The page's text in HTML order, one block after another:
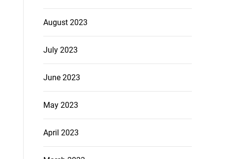
August 2023
July 2023
June 2023
May 2023
April 2023